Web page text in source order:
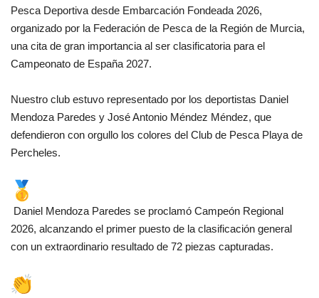
Pesca Deportiva desde Embarcación Fondeada 2026,
organizado por la Federación de Pesca de la Región de Murcia,
una cita de gran importancia al ser clasificatoria para el
Campeonato de España 2027.
Nuestro club estuvo representado por los deportistas Daniel
Mendoza Paredes y José Antonio Méndez Méndez, que
defendieron con orgullo los colores del Club de Pesca Playa de
Percheles.
Daniel Mendoza Paredes se proclamó Campeón Regional
2026, alcanzando el primer puesto de la clasificación general
con un extraordinario resultado de 72 piezas capturadas.